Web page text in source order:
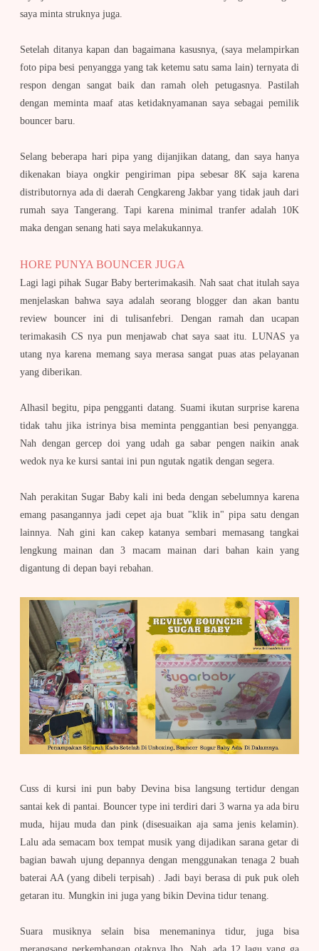
saya minta struknya juga.
Setelah ditanya kapan dan bagaimana kasusnya, (saya melampirkan
foto pipa besi penyangga yang tak ketemu satu sama lain) ternyata di
respon dengan sangat baik dan ramah oleh petugasnya. Pastilah
dengan meminta maaf atas ketidaknyamanan saya sebagai pemilik
bouncer baru.
Selang beberapa hari pipa yang dijanjikan datang, dan saya hanya
dikenakan biaya ongkir pengiriman pipa sebesar 8K saja karena
distributornya ada di daerah Cengkareng Jakbar yang tidak jauh dari
rumah saya Tangerang. Tapi karena minimal tranfer adalah 10K
maka dengan senang hati saya melakukannya.
HORE PUNYA BOUNCER JUGA
Lagi lagi pihak Sugar Baby berterimakasih. Nah saat chat itulah saya
menjelaskan bahwa saya adalah seorang blogger dan akan bantu
review bouncer ini di tulisanfebri. Dengan ramah dan ucapan
terimakasih CS nya pun menjawab chat saya saat itu. LUNAS ya
utang nya karena memang saya merasa sangat puas atas pelayanan
yang diberikan.
Alhasil begitu, pipa pengganti datang. Suami ikutan surprise karena
tidak tahu jika istrinya bisa meminta penggantian besi penyangga.
Nah dengan gercep doi yang udah ga sabar pengen naikin anak
wedok nya ke kursi santai ini pun ngutak ngatik dengan segera.
Nah perakitan Sugar Baby kali ini beda dengan sebelumnya karena
emang pasangannya jadi cepet aja buat "klik in" pipa satu dengan
lainnya. Nah gini kan cakep katanya sembari memasang tangkai
lengkung mainan dan 3 macam mainan dari bahan kain yang
digantung di depan bayi rebahan.
Cuss di kursi ini pun baby Devina bisa langsung tertidur dengan
santai kek di pantai. Bouncer type ini terdiri dari 3 warna ya ada biru
muda, hijau muda dan pink (disesuaikan aja sama jenis kelamin).
Lalu ada semacam box tempat musik yang dijadikan sarana getar di
bagian bawah ujung depannya dengan menggunakan tenaga 2 buah
baterai AA (yang dibeli terpisah) . Jadi bayi berasa di puk puk oleh
getaran itu. Mungkin ini juga yang bikin Devina tidur tenang.
Suara musiknya selain bisa menemaninya tidur, juga bisa